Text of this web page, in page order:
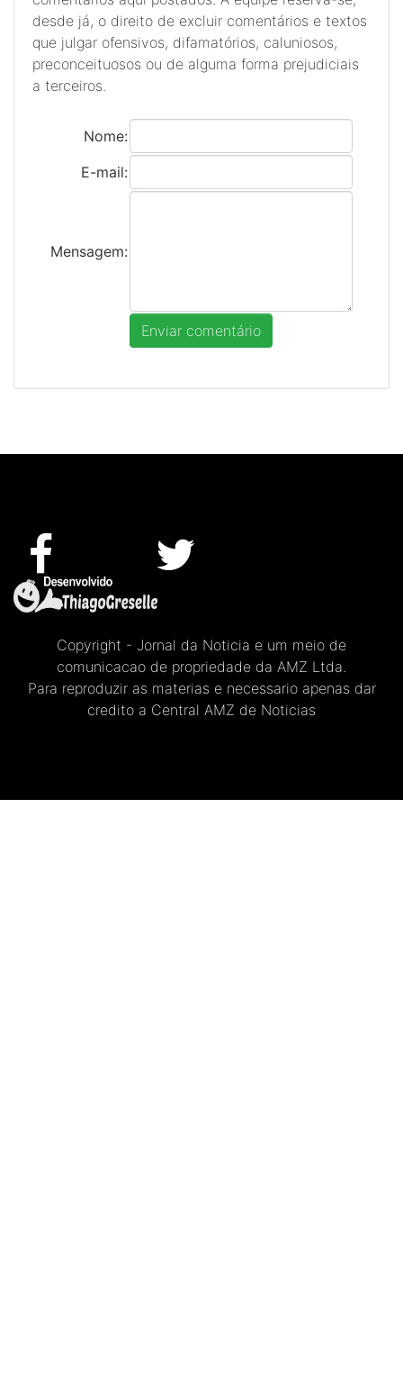
desde já, o direito de excluir comentários e textos
que julgar ofensivos, difamatórios, caluniosos,
preconceituosos ou de alguma forma prejudiciais
a terceiros.
Nome:
E-mail:
Mensagem:
Copyright - Jornal da Noticia e um meio de
comunicacao de propriedade da AMZ Ltda.
Para reproduzir as materias e necessario apenas dar
credito a Central AMZ de Noticias